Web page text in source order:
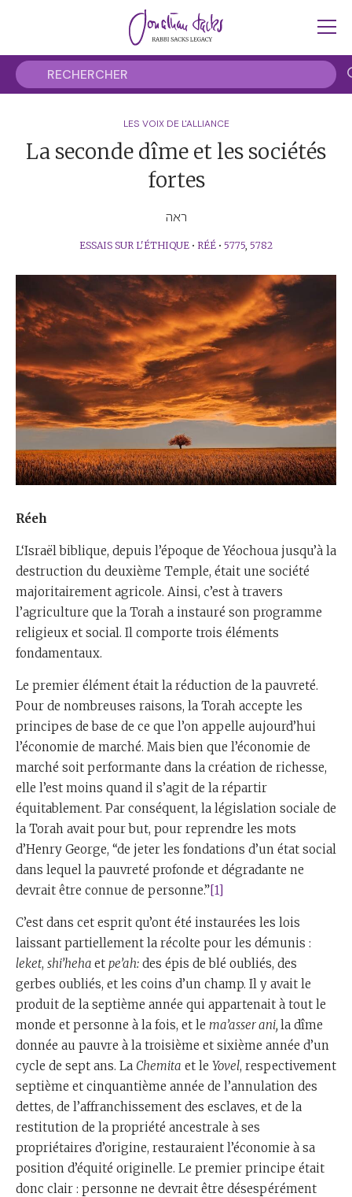
LES VOIX DE L'ALLIANCE
La seconde dîme et les sociétés
fortes
ראה
ESSAIS SUR L'ÉTHIQUE • RÉÉ • 5775, 5782
Réeh
L‘Israël biblique, depuis l’époque de Yéochoua jusqu’à la
destruction du deuxième Temple, était une société
majoritairement agricole. Ainsi, c’est à travers
l’agriculture que la Torah a instauré son programme
religieux et social. Il comporte trois éléments
fondamentaux.
Le premier élément était la réduction de la pauvreté.
Pour de nombreuses raisons, la Torah accepte les
principes de base de ce que l’on appelle aujourd’hui
l’économie de marché. Mais bien que l’économie de
marché soit performante dans la création de richesse,
elle l’est moins quand il s’agit de la répartir
équitablement. Par conséquent, la législation sociale de
la Torah avait pour but, pour reprendre les mots
d’Henry George, “de jeter les fondations d’un état social
dans lequel la pauvreté profonde et dégradante ne
devrait être connue de personne.”[1]
C’est dans cet esprit qu’ont été instaurées les lois
laissant partiellement la récolte pour les démunis :
leket, shi’heha et pe’ah: des épis de blé oubliés, des
gerbes oubliés, et les coins d’un champ. Il y avait le
produit de la septième année qui appartenait à tout le
monde et personne à la fois, et le ma’asser ani, la dîme
donnée au pauvre à la troisième et sixième année d’un
cycle de sept ans. La Chemita et le Yovel, respectivement
septième et cinquantième année de l’annulation des
dettes, de l’affranchissement des esclaves, et de la
restitution de la propriété ancestrale à ses
propriétaires d’origine, restauraient l’économie à sa
position d’équité originelle. Le premier principe était
donc clair : personne ne devrait être désespérément